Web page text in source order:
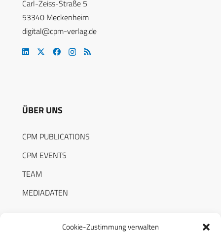
Cookie-Zustimmung verwalten
Carl-Zeiss-Straße 5
53340 Meckenheim
digital@cpm-verlag.de
ÜBER UNS
CPM PUBLICATIONS
CPM EVENTS
TEAM
MEDIADATEN